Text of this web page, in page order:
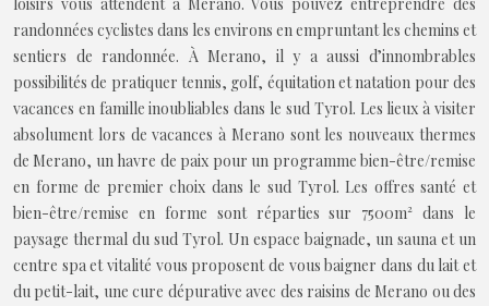
randonnées cyclistes dans les environs en empruntant les chemins et
sentiers de randonnée. À Merano, il y a aussi d’innombrables
possibilités de pratiquer tennis, golf, équitation et natation pour des
vacances en famille inoubliables dans le sud Tyrol. Les lieux à visiter
absolument lors de vacances à Merano sont les nouveaux thermes
de Merano, un havre de paix pour un programme bien-être/remise
en forme de premier choix dans le sud Tyrol. Les offres santé et
bien-être/remise en forme sont réparties sur 7500m² dans le
paysage thermal du sud Tyrol. Un espace baignade, un sauna et un
centre spa et vitalité vous proposent de vous baigner dans du lait et
du petit-lait, une cure dépurative avec des raisins de Merano ou des